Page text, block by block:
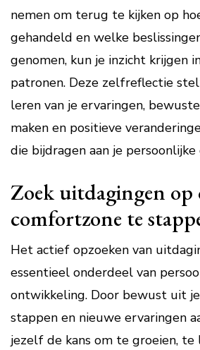
nemen om terug te kijken op
gehandeld en welke
genomen, kun je inzicht krijgen
patronen. Deze zelfreflectie
leren van je ervaringen,
maken en positieve
die bijdragen aan je persoonlijke
Zoek uitdagingen op
comfortzone te
Het actief opzoeken van
essentieel onderdeel van
ontwikkeling. Door bewust uit
stappen en nieuwe ervaringen
jezelf de kans om te groeien, te